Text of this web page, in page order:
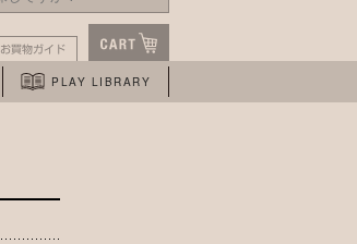
お買物ガイド
PLAY LIBRARY